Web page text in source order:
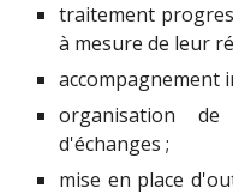
traitement
à mesure de leur
accompagnement
organisation
d'échanges ;
mise en place